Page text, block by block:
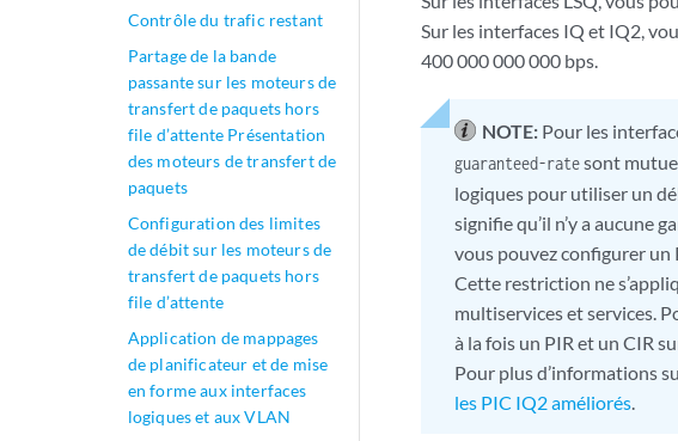
Contrôle du trafic restant
Partage de la bande
passante sur les moteurs de
transfert de paquets hors
file d’attente Présentation
des moteurs de transfert de
paquets
Configuration des limites
de débit sur les moteurs de
transfert de paquets hors
file d’attente
Application de mappages
de planificateur et de mise
en forme aux interfaces
logiques et aux VLAN
Sur les interfaces IQ et IQ2,
400 000 000 000 bps.
NOTE: Pour les
guaranteed-ratesont
logiques pour utiliser un
signifie qu’il n’y a aucune
vous pouvez configurer un
Cette restriction ne
multiservices et services.
à la fois un PIR et un CIR
Pour plus d’informations
les PIC IQ2 améliorés.